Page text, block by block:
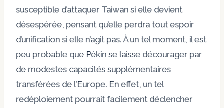
susceptible d’attaquer Taiwan si elle devient
désespérée, pensant qu’elle perdra tout espoir
d’unification si elle n’agit pas. À un tel moment, il est
peu probable que Pékin se laisse décourager par
de modestes capacités supplémentaires
transférées de l’Europe. En effet, un tel
redéploiement pourrait facilement déclencher